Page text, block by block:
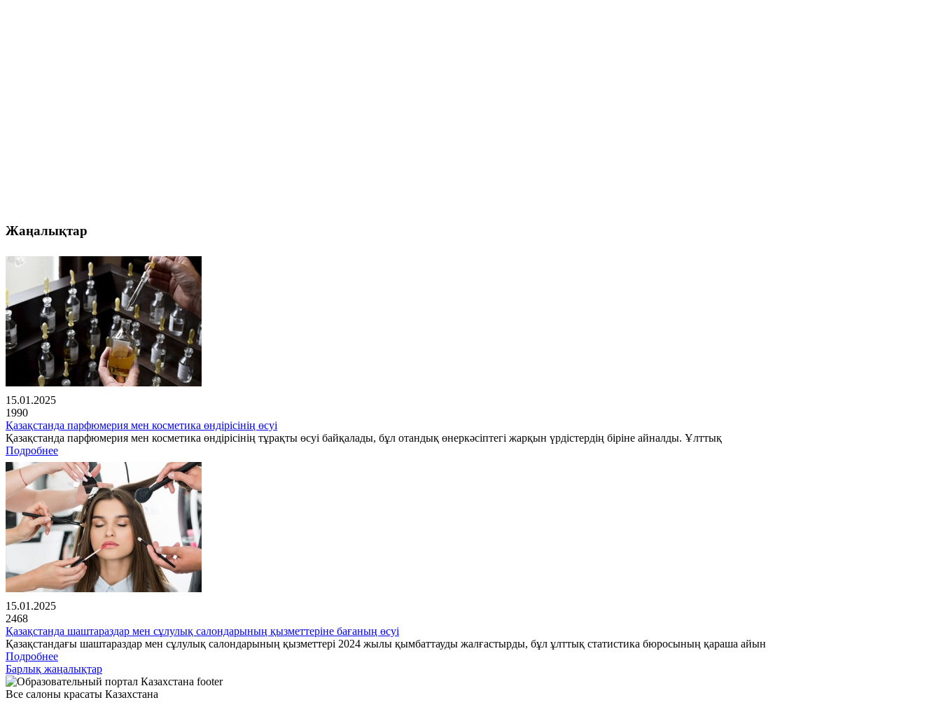
Жаңалықтар
15.01.2025
1990
Қазақстанда парфюмерия мен косметика өндірісінің өсуі
Қазақстанда парфюмерия мен косметика өндірісінің тұрақты өсуі байқалады, бұл отандық өнеркәсіптегі жарқын үрдістердің біріне айналды. Ұлттық
Подробнее
15.01.2025
2468
Қазақстанда шаштараздар мен сұлулық салондарының қызметтеріне бағаның өсуі
Қазақстандағы шаштараздар мен сұлулық салондарының қызметтері 2024 жылы қымбаттауды жалғастырды, бұл ұлттық статистика бюросының қараша айын
Подробнее
Барлық жаңалықтар
Все салоны красаты Казахстана